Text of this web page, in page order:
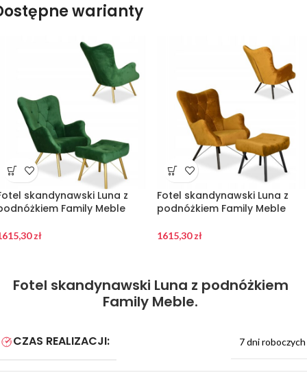
warianty
skandynawski Luna z
Family Meble
zł
Fotel skandynawski Luna z
podnóżkiem Family Meble
1615,30zł
Fotel skandynawski Luna z podnóżkiem
Family Meble.
CZAS REALIZACJI: 7 dni roboczych